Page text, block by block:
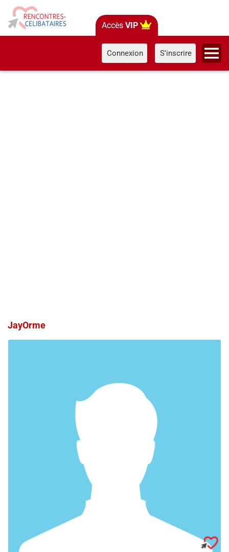
Accès VIP
Connexion S'inscrire
JayOrme